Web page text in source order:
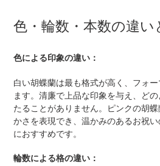
色・輪数・本数の違い
色による印象の違い：
白い胡蝶蘭は最も格式が高く、フォ
ます。清廉で上品な印象を与え、ど
たることがありません。ピンクの胡
かさを表現でき、温かみのあるお祝
におすすめです。
輪数による格の違い：